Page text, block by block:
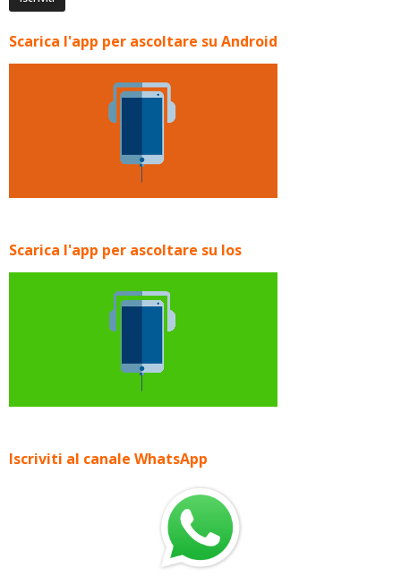
Scarica l'app per ascoltare su Android
Scarica l'app per ascoltare su Ios
Iscriviti al canale WhatsApp